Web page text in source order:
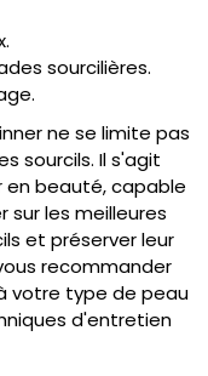
sourcilières.
ne se limite pas
sourcils. Il s'agit
en beauté, capable
sur les meilleures
et préserver leur
recommander
votre type de peau
d'entretien